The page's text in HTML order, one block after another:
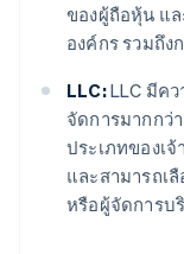
ของผู้ถือหุ้น แ
องค์กร รวมถึ
LLC:LLC มีคว
จัดการมากกว่
ประเภทของเจ้
และสามารถเ
หรือผู้จัดการบ